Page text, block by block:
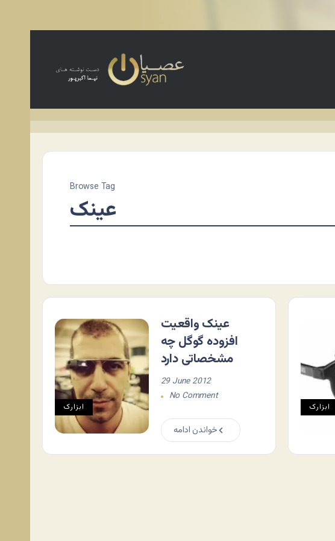
Browse Tag
عینک
ابزارک
عینک واقعیت
افزوده گوگل چه
مشخصاتی دارد
29 June 2012
No Comment
خواندن ادامه
ابزارک